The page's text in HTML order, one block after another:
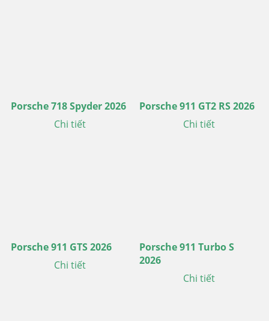
Porsche 718 Spyder 2026
Chi tiết
Porsche 911 GT2 RS 2026
Chi tiết
Porsche 911 GTS 2026
Chi tiết
Porsche 911 Turbo S
2026
Chi tiết